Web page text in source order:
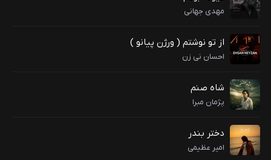
مهدی جهانی
از تو نوشتم ( ورژن پیانو )
احسان نی زن
شاه صنم
پژمان مبرا
دختر بندر
امیر عظیمی